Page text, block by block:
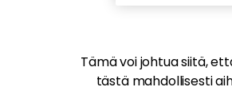
Tämä voi johtua siitä,
tästä mahdollisesti